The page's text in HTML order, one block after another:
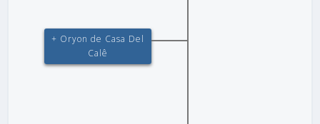
+ Oryon de Casa Del
Calê